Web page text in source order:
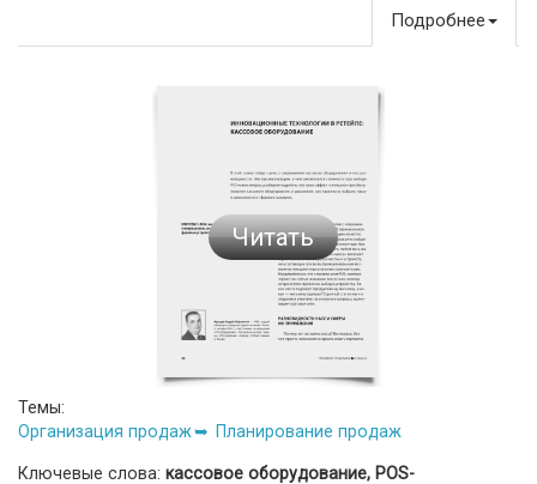
Подробнее
Читать
Темы:
Организация продаж
Планирование продаж
Ключевые слова: кассовое оборудование, POS-